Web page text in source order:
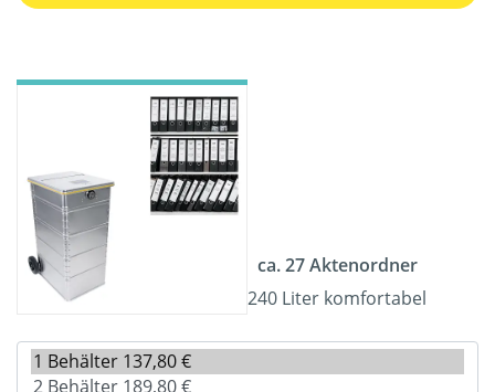
ca. 27 Aktenordner
240 Liter komfortabel